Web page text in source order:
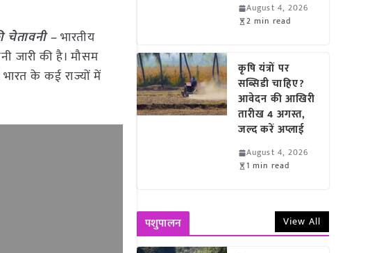
चेतावनी –भारतीय
जारी की है। मौसम
भारत के कई राज्यों में
August 4, 2026
2 min read
कृषि यंत्रों पर
सब्सिडी चाहिए?
आवेदन की आखिरी
तारीख 4 अगस्त,
जल्द करें अप्लाई
August 4, 2026
1 min read
पशुपालन View All